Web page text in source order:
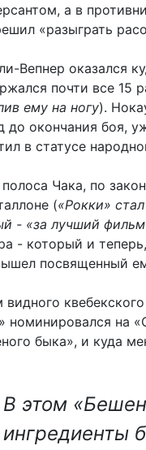
а в
«разыграть
Вепнер оказался
почти все 15
ему на ногу).
до окончания боя,
в статусе
Чака, по
(«Рокки»
- «за лучший фильм
- который и
посвященный
видного
номинировался на
быка», и куда
В этом
ингредиенты